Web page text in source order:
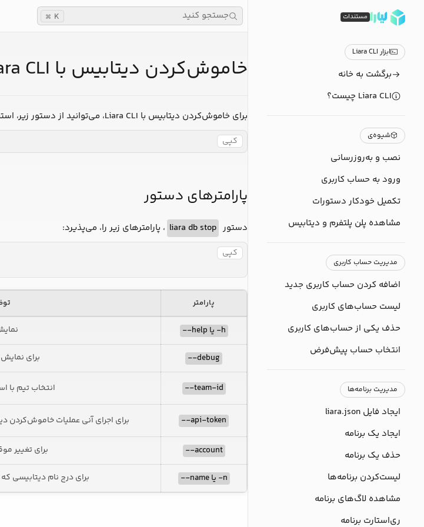
مستندات
ابزار Liara CLI
برگشت به خانه
Liara CLI چیست؟
شیوه‌ی
نصب و به‌روزرسانی
ورود به حساب کاربری
تکمیل خودکار دستورات
مشاهده پلن‌ پلتفرم و دیتابیس
مدیریت حساب کاربری
اضافه کردن حساب کاربری جدید
لیست حساب‌های کاربری
حذف یکی از حساب‌های کاربری
انتخاب حساب پیش‌فرض
مدیریت برنامه‌ها
ایجاد فایل liara.json
ایجاد یک برنامه
حذف یک برنامه
لیست‌کردن برنامه‌ها
مشاهده لاگ‌های برنامه
ری‌استارت برنامه
خاموش‌کردن دیتابیس با Liara CLI
برای خاموش‌کردن دیتابیس با Liara CLI، می‌توانید از دستور زیر، استفاده کنید:
کپی
پارامترهای دستور
دستور liara db stop ، پارامترهای زیر را، می‌پذیرد:
کپی
پارامتر
h- یا help--
debug-- برای
team-id-- انتخاب تیم با
api-token-- برای اجرای آنی عملیات خاموش‌کردن
account-- برای تغییر
n- یا name-- برای درج نام دیتابیسی
جستجو کنید K
⌘